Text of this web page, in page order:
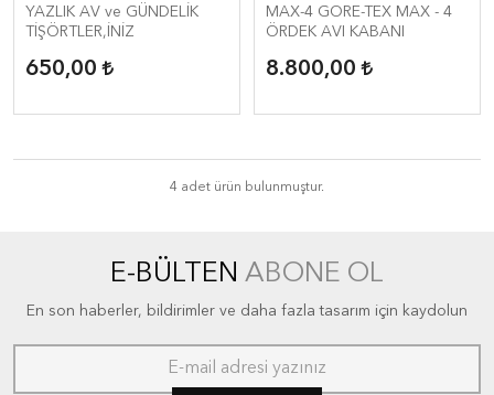
YAZLIK AV ve GÜNDELİK
TİŞÖRTLER,İNİZ
650,00
MAX-4 GORE-TEX MAX - 4
ÖRDEK AVI KABANI
8.800,00
4 adet ürün bulunmuştur.
E-BÜLTEN ABONE OL
En son haberler, bildirimler ve daha fazla tasarım için kaydolun